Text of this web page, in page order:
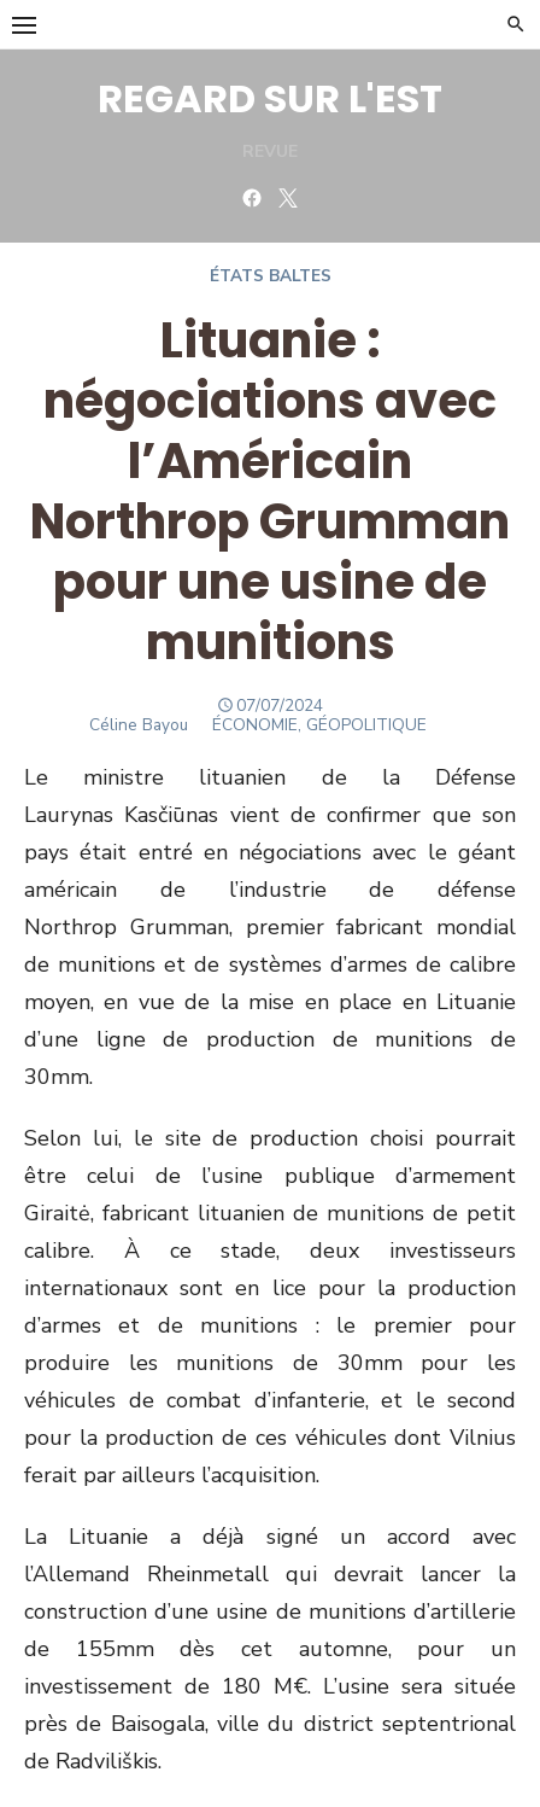
Skip
to
REGARD SUR L'EST
Facebook
ÉTATS BALTES
Lituanie :
négociations avec
l’Américain
Northrop Grumman
pour une usine de
munitions
POSTED
ON
07/07/2024
Author
Céline Bayou ÉCONOMIE, GÉOPOLITIQUE
Le ministre lituanien de la Défense
Laurynas Kasčiūnas vient de confirmer que son
pays était entré en négociations avec le géant
américain de l’industrie de défense
Northrop Grumman, premier fabricant mondial
de munitions et de systèmes d’armes de calibre
moyen, en vue de la mise en place en Lituanie
d’une ligne de production de munitions de
30mm.
Selon lui, le site de production choisi pourrait
être celui de l’usine publique d’armement
Giraitė, fabricant lituanien de munitions de petit
calibre. À ce stade, deux investisseurs
internationaux sont en lice pour la production
d’armes et de munitions : le premier pour
produire les munitions de 30mm pour les
véhicules de combat d’infanterie, et le second
pour la production de ces véhicules dont Vilnius
ferait par ailleurs l’acquisition.
La Lituanie a déjà signé un accord avec
l’Allemand Rheinmetall qui devrait lancer la
construction d’une usine de munitions d’artillerie
de 155mm dès cet automne, pour un
investissement de 180 M€. L’usine sera située
près de Baisogala, ville du district septentrional
de Radviliškis.